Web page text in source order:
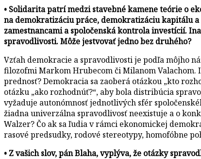
• Solidarita patrí medzi stavebné kamene teórie o
na demokratizáciu práce, demokratizáciu kapitálu
zamestnancami a spoločenská kontrola investícií.
spravodlivosti. Môže jestvovať jedno bez druhého?
Vzťah demokracie a spravodlivosti je podľa môjho
filozofmi Markom Hrubecom či Milanom Valachom.
prednosť? Demokracia sa zaoberá otázkou „kto
otázku „ako rozhodnúť?“, aby bola distribúcia
vyžaduje autonómnosť jednotlivých sfér
žiadna univerzálna spravodlivosť neexistuje a o
Walzer? Čo ak sa ľudia v rámci ekonomickej
rasové predsudky, rodové stereotypy, homofóbne
• Z vašich slov, pán Blaha, vyplýva, že otázky